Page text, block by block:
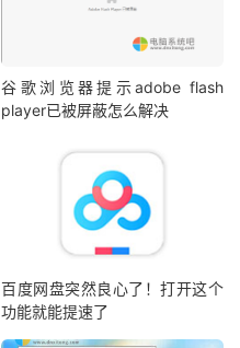
谷歌浏览器提示adobe flash
player已被屏蔽怎么解决
百度网盘突然良心了！打开这个
功能就能提速了